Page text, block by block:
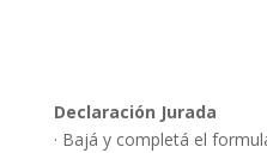
Declaración Jurada
· Bajá y completá el